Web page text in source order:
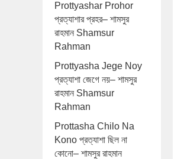
Prottyashar Prohor
প্রত্যাশার প্রহর– শামসুর
রাহমান Shamsur
Rahman
Prottyasha Jege Noy
প্রত্যাশা জেগে নয়– শামসুর
রাহমান Shamsur
Rahman
Prottasha Chilo Na
Kono প্রত্যাশা ছিল না
কোনো– শামসুর রাহমান